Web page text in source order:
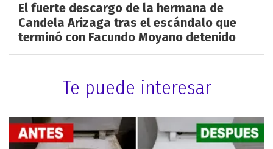
El fuerte descargo de la hermana de
Candela Arizaga tras el escándalo que
terminó con Facundo Moyano detenido
Te puede interesar